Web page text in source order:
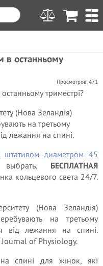
в останньому
Просмотров: 471
(Нова Зеландія)
на третьому
лежання на спині.
штативом диаметром 45
БЕСПЛАТНАЯ
кольцевого света 24/7.
(Нова Зеландія)
на третьому
від лежання на спині.
of Physiology.
спині для жінок, які